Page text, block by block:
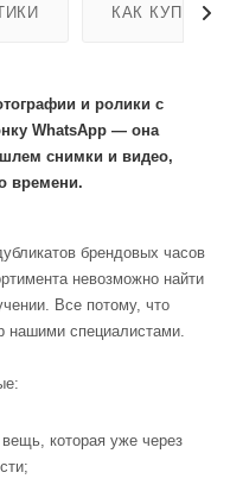
КАК КУПИТЬ
и ролики с
WhatsApp — она
снимки и видео,
времени.
брендовых часов
невозможно найти
Все потому, что
нашими специалистами.
которая уже через